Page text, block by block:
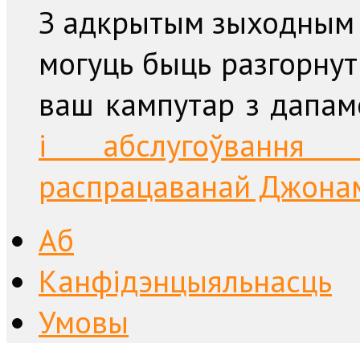
З адкрытым зыходным
могуць быць
ваш кампутар з
і абслугоўвання
распрацаванай
Аб
Канфідэнцыяльнасць
Умовы